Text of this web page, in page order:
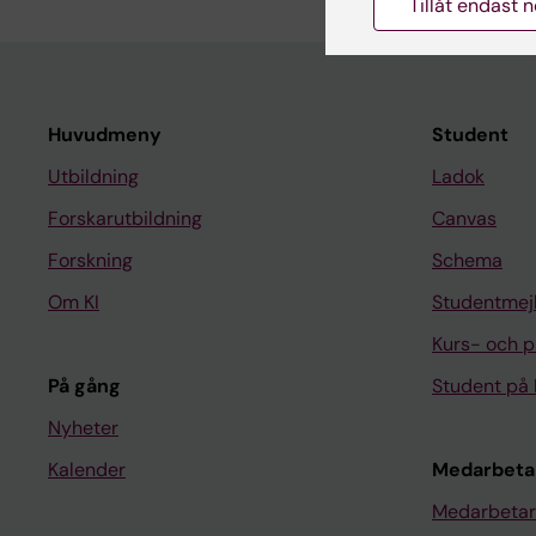
Huvudmeny
Utbildning
Forskarutbildning
Forskning
Om KI
På gång
Nyheter
Kalender
Student
Ladok
Canvas
Schema
Kurs- och
Student på